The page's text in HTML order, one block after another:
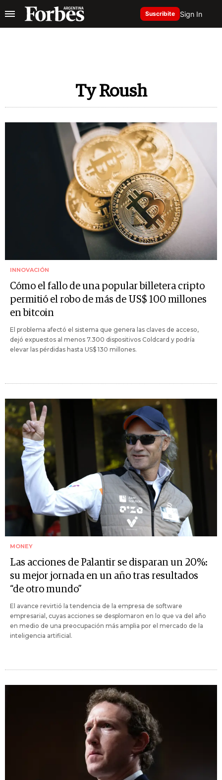
Suscribite Sign In
Ty Roush
INNOVACIÓN
Cómo el fallo de una popular billetera cripto
permitió el robo de más de US$ 100 millones
en bitcoin
El problema afectó el sistema que genera las claves de acceso,
dejó expuestos al menos 7.300 dispositivos Coldcard y podría
elevar las pérdidas hasta US$ 130 millones.
MONEY
Las acciones de Palantir se disparan un 20%:
su mejor jornada en un año tras resultados
“de otro mundo”
El avance revirtió la tendencia de la empresa de software
empresarial, cuyas acciones se desplomaron en lo que va del año
en medio de una preocupación más amplia por el mercado de la
inteligencia artificial.